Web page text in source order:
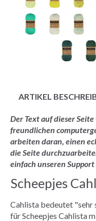
ARTIKEL
Der Text auf dieser
freundlichen
arbeiten daran, einen
die Seite
einfach unseren
Scheepjes
Cahlista bedeutet "sehr
für Scheepjes Cahlista